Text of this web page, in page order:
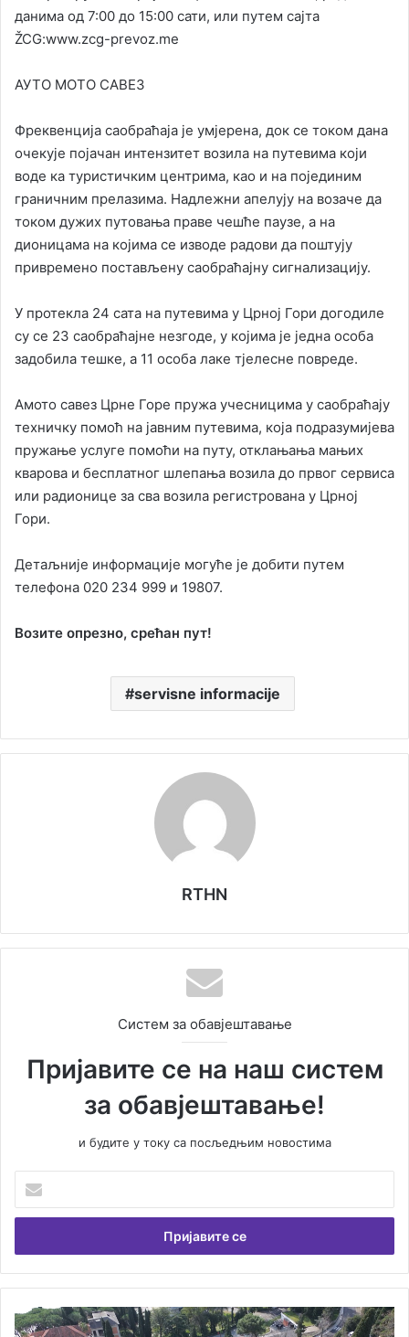
данима од 7:00 до 15:00 сати, или путем сајта
ŽCG:www.zcg-prevoz.me
АУТО МОТО САВЕЗ
Фреквенција саобраћаја је умјерена, док се током дана
очекује појачан интензитет возила на путевима који
воде ка туристичким центрима, као и на појединим
граничним прелазима. Надлежни апелују на возаче да
током дужих путовања праве чешће паузе, а на
дионицама на којима се изводе радови да поштују
привремено постављену саобраћајну сигнализацију.
У протекла 24 сата на путевима у Црној Гори догодиле
су се 23 саобраћајне незгоде, у којима је једна особа
задобила тешке, а 11 особа лаке тјелесне повреде.
Амото савез Црне Горе пружа учесницима у саобраћају
техничку помоћ на јавним путевима, која подразумијева
пружање услуге помоћи на путу, отклањања мањих
кварова и бесплатног шлепања возила до првог сервиса
или радионице за сва возила регистрована у Црној
Гори.
Детаљније информације могуће је добити путем
телефона 020 234 999 и 19807.
Возите опрезно, срећан пут!
servisne informacije
RTHN
Систем за обавјештавање
Пријавите се на наш систем
за обавјештавање!
и будите у току са посљедњим новостима
е
и
т
В
а
Д